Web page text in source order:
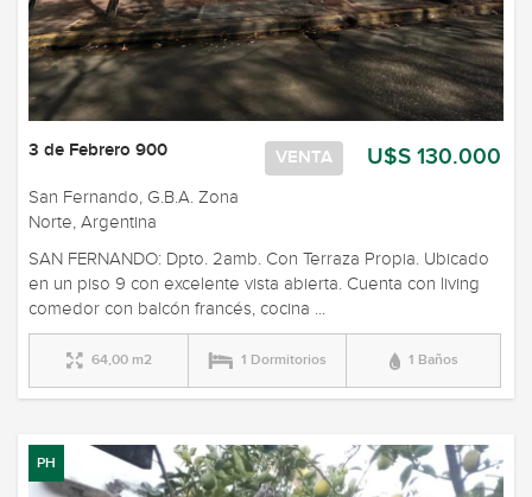
U$S 130.000
VENTA
3 de Febrero 900
San Fernando, G.B.A. Zona
Norte, Argentina
SAN FERNANDO: Dpto. 2amb. Con Terraza Propia. Ubicado
en un piso 9 con excelente vista abierta. Cuenta con living
comedor con balcón francés, cocina ...
64,00 m2 1 Dormitorios 1 Baños
PH